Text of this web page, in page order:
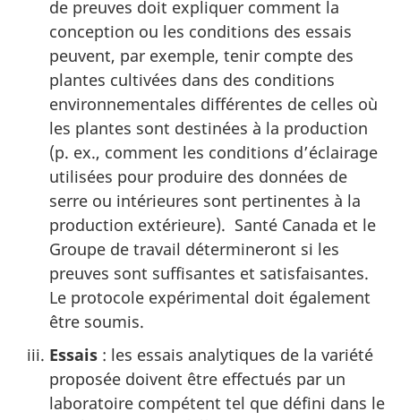
de preuves doit expliquer comment la
conception ou les conditions des essais
peuvent, par exemple, tenir compte des
plantes cultivées dans des conditions
environnementales différentes de celles où
les plantes sont destinées à la production
(p. ex., comment les conditions d’éclairage
utilisées pour produire des données de
serre ou intérieures sont pertinentes à la
production extérieure). Santé Canada et le
Groupe de travail détermineront si les
preuves sont suffisantes et satisfaisantes.
Le protocole expérimental doit également
être soumis.
Essais : les essais analytiques de la variété
proposée doivent être effectués par un
laboratoire compétent tel que défini dans le